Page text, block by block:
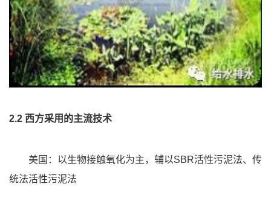
2.2 西方采用的主流技术
美国：以生物接触氧化为主，辅以SBR活性污泥法、传
统法活性污泥法